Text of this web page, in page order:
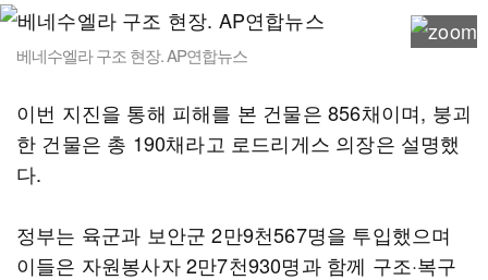
베네수엘라 구조 현장. AP연합뉴스
이번 지진을 통해 피해를 본 건물은 856채이며, 붕괴
한 건물은 총 190채라고 로드리게스 의장은 설명했
다.
정부는 육군과 보안군 2만9천567명을 투입했으며
이들은 자원봉사자 2만7천930명과 함께 구조·복구